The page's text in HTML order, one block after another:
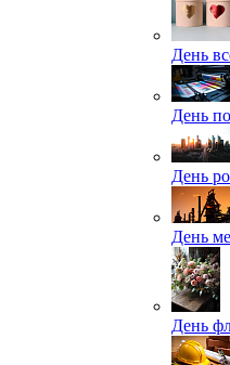
День
День
День
День
День